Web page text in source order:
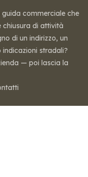
commerciale che
di attività
di un indirizzo, un
stradali?
— poi lascia la